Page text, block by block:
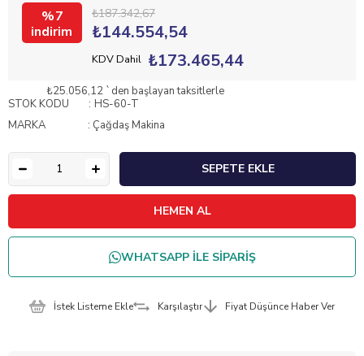
7 ₺187.342,67
₺144.554,54
KDV Dahil ₺173.465,44
₺25.056,12 `den başlayan taksitlerle
STOK KODU
HS-60-T
MARKA
: Çağdaş Makina
WHATSAPP İLE SİPARİŞ
İstek Listeme Ekle Karşılaştır Fiyat Düşünce Haber Ver